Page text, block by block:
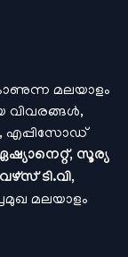
മലയാളം
വിവരങ്ങൾ,
എപ്പിസോഡ്
സൂര്യ
ടി.വി,
മലയാളം